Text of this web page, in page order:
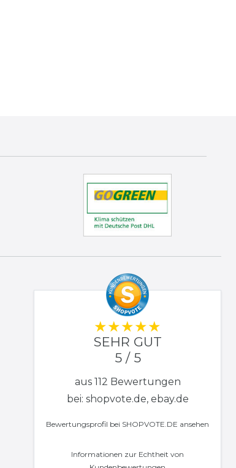
SEHR GUT
5 / 5
aus 112 Bewertungen
bei: shopvote.de, ebay.de
Bewertungsprofil bei SHOPVOTE.DE ansehen
Informationen zur Echtheit von